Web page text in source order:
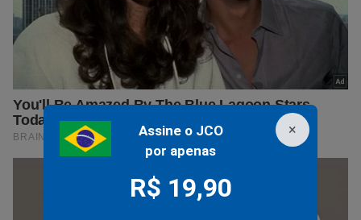
×
Assine o JCO
por apenas
R$ 19,90